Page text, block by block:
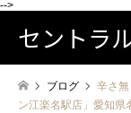
-->
セントラ
ブログ
辛さ
ン江楽名駅店」愛知県